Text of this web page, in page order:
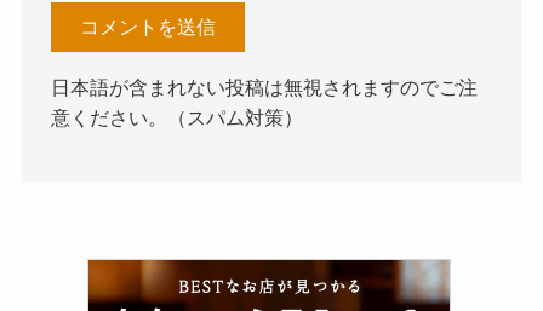
日本語が含まれない投稿は無視されますのでご注
意ください。（スパム対策）